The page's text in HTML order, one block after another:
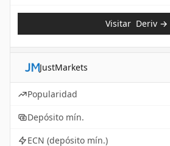
Visitar Deriv →
JustMarkets
Popularidad
Depósito mín.
ECN (depósito mín.)